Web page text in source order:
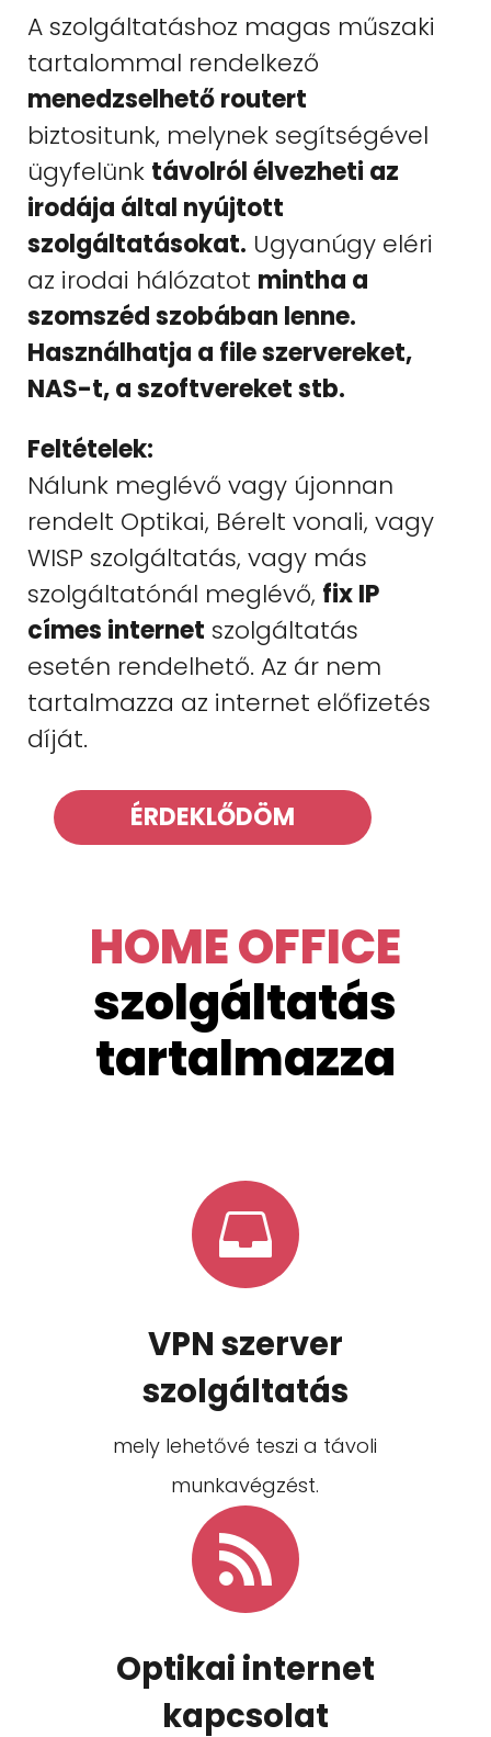
A szolgáltatáshoz magas műszaki
tartalommal rendelkező
menedzselhető routert
biztositunk, melynek segítségével
ügyfelünk távolról élvezheti az
irodája által nyújtott
szolgáltatásokat. Ugyanúgy eléri
az irodai hálózatot mintha a
szomszéd szobában lenne.
Használhatja a file szervereket,
NAS-t, a szoftvereket stb.
Feltételek:
Nálunk meglévő vagy újonnan
rendelt Optikai, Bérelt vonali, vagy
WISP szolgáltatás, vagy más
szolgáltatónál meglévő, fix IP
címes internet szolgáltatás
esetén rendelhető. Az ár nem
tartalmazza az internet előfizetés
díját.
ÉRDEKLŐDÖM
HOME OFFICE
szolgáltatás
tartalmazza

VPN szerver
szolgáltatás
mely lehetővé teszi a távoli
munkavégzést.

Optikai internet
kapcsolat